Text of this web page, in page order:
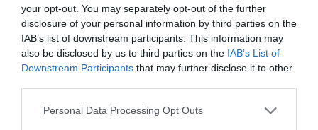
your opt-out. You may separately opt-out of the further
disclosure of your personal information by third parties on the
IAB’s list of downstream participants. This information may
also be disclosed by us to third parties on the IAB’s List of
Downstream Participants that may further disclose it to other
Please note that this website/app uses one or more Google
Personal Data Processing Opt Outs